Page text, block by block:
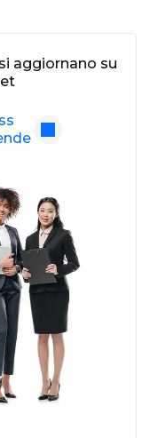
aggiornano su